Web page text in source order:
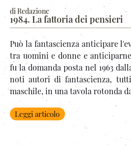
di Redazione
1984. La fattoria dei pensieri
Può la fantascienza anticipare
tra uomini e donne e
fu la domanda posta nel 1963
noti autori di fantascienza,
maschile, in una tavola rotonda
Leggi articolo